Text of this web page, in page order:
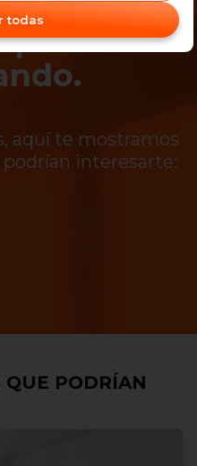
estás
aquí te mostramos
interesarte:
PODRÍAN
todas